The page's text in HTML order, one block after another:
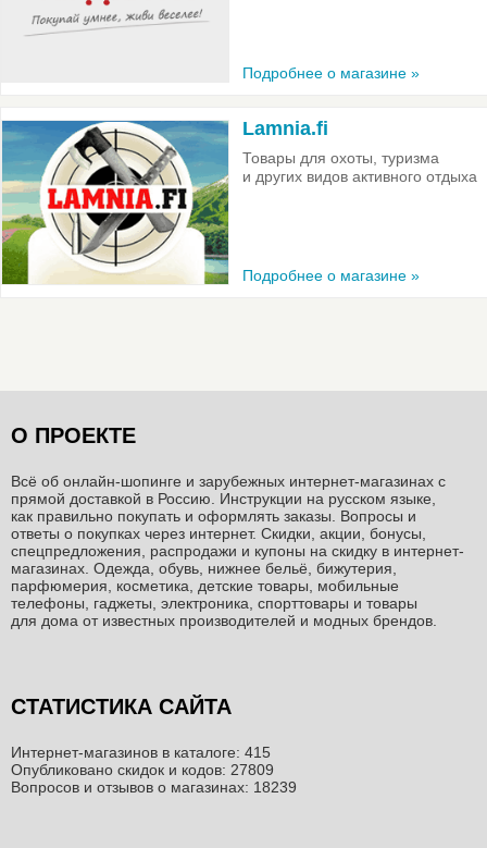
Подробнее о магазине »
Lamnia.fi
Товары для охоты, туризма
и других видов активного отдыха
Подробнее о магазине »
О ПРОЕКТЕ
Всё об онлайн-шопинге и зарубежных интернет-магазинах c
прямой доставкой в Россию. Инструкции на русском языке,
как правильно покупать и оформлять заказы. Вопросы и
ответы о покупках через интернет. Скидки, акции, бонусы,
спецпредложения, распродажи и купоны на скидку в интернет-
магазинах. Одежда, обувь, нижнее бельё, бижутерия,
парфюмерия, косметика, детские товары, мобильные
телефоны, гаджеты, электроника, спорттовары и товары
для дома от известных производителей и модных брендов.
СТАТИСТИКА САЙТА
Интернет-магазинов в каталоге: 415
Опубликовано скидок и кодов: 27809
Вопросов и отзывов о магазинах: 18239